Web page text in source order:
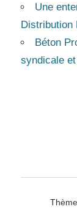
Une
Distribution
Béton
syndicale